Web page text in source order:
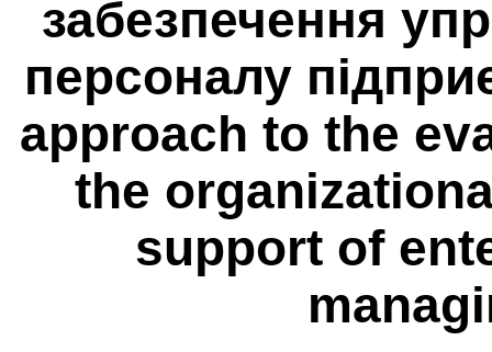
забезпечення
персоналу
approach to the
the
support of